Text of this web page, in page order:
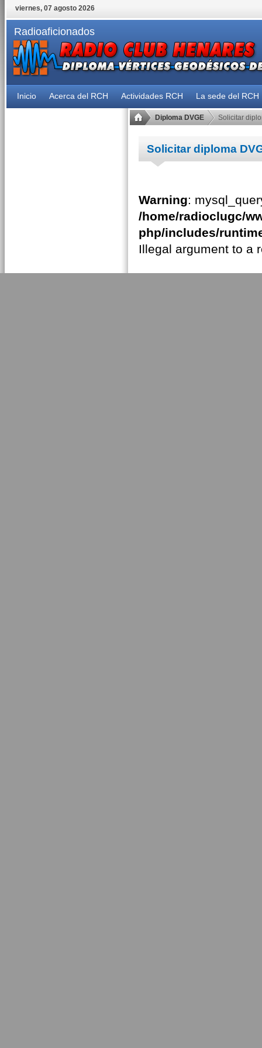
viernes, 07 agosto 2026
Radioaficionados
Inicio Acerca del RCH Actividades RCH La sede del RCH
Diploma DVGE Solicitar
Solicitar diploma
Warning:
/home/radioclugc/
php/includes/
Illegal argument to a